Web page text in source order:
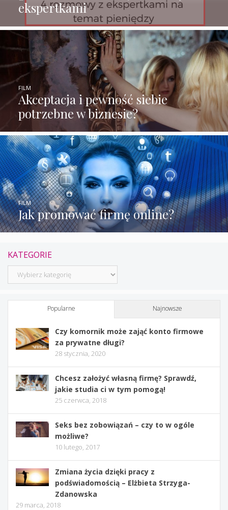
ekspertkami
Akceptacja i pewność siebie
potrzebne w biznesie?
FILM
Jak promować firmę online?
FILM
KATEGORIE
Kategorie
Popularne Najnowsze
Czy komornik może zająć konto firmowe
za prywatne długi?
28 stycznia, 2020
Chcesz założyć własną firmę? Sprawdź,
jakie studia ci w tym pomogą!
25 czerwca, 2018
Seks bez zobowiązań – czy to w ogóle
możliwe?
10 lutego, 2017
Zmiana życia dzięki pracy z
podświadomością – Elżbieta Strzyga-
Zdanowska
29 marca, 2018